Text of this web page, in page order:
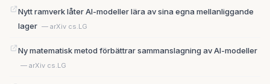
Nytt ramverk låter AI-modeller lära av sina egna mellanliggande
lager — arXiv cs.LG
Ny matematisk metod förbättrar sammanslagning av AI-modeller
— arXiv cs.LG